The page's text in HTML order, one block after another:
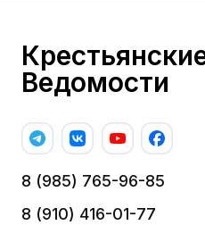
Ведомости
8 (985) 765-96-85
8 (910) 416-01-77